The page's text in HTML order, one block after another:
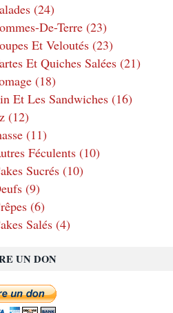
(24)
De-Terre (23)
Et Veloutés (23)
Et Quiches Salées (21)
(18)
Et Les Sandwiches (16)
(12)
(11)
Féculents (10)
Sucrés (10)
(9)
(6)
Salés (4)
UN DON